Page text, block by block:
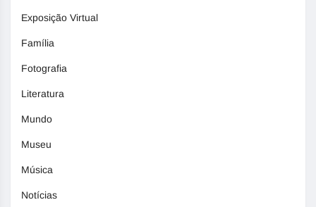
Exposição Virtual
Família
Fotografia
Literatura
Mundo
Museu
Música
Notícias